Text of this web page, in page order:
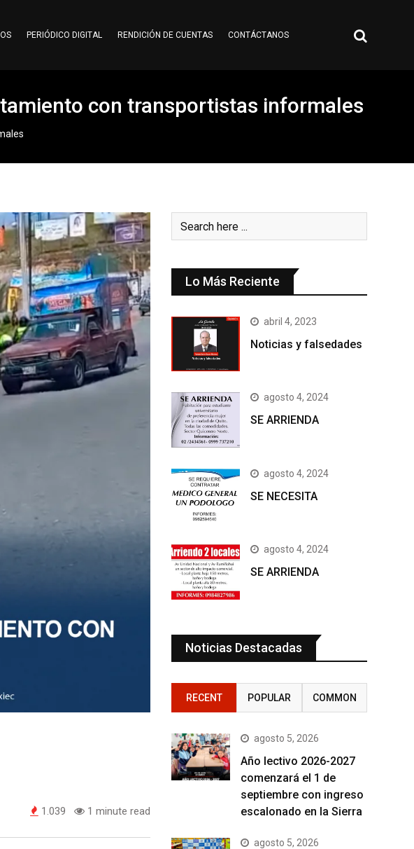
PERIÓDICO DIGITAL RENDICIÓN DE CUENTAS CONTÁCTANOS
con transportistas informales
1.039 1 minute read
Lo Más Reciente
abril 4, 2023
Noticias y falsedades
agosto 4, 2024
SE ARRIENDA
agosto 4, 2024
SE NECESITA
agosto 4, 2024
SE ARRIENDA
Noticias Destacadas
RECENT POPULAR COMMON
agosto 5, 2026
Año lectivo 2026-2027
comenzará el 1 de
septiembre con ingreso
escalonado en la Sierra
agosto 5, 2026